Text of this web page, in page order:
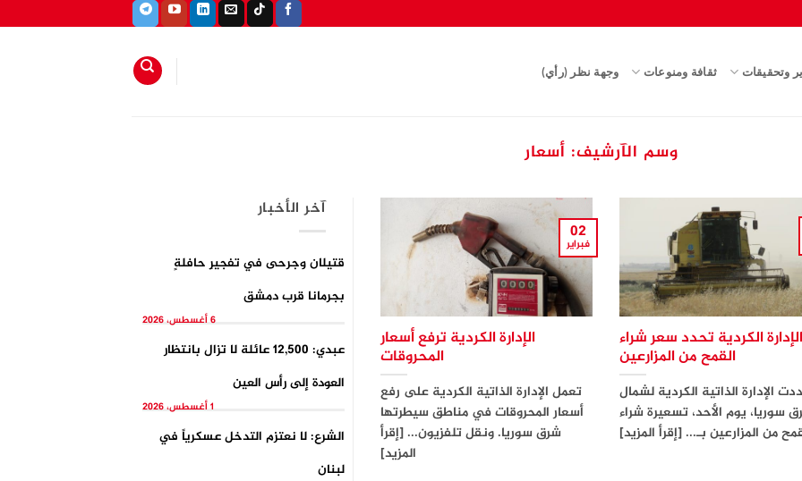
وتحقيقات ثقافة ومنوعات وجهة نظر (رأي)
وسم الآرشيف: أسعار
الإدارة الكردية تحدد سعر شراء
القمح من المزارعين
الإدارة الذاتية الكردية لشمال
سوريا، يوم الأحد، تسعيرة شراء
من المزارعين بـ... [إقرأ المزيد]
الإدارة الكردية ترفع أسعار
المحروقات
تعمل الإدارة الذاتية الكردية على رفع
أسعار المحروقات في مناطق سيطرتها
شرق سوريا. ونقل تلفزيون... [إقرأ
المزيد]
02
فبراير
آخر الأخبار
قتيلان وجرحى في تفجيرِ حافلةٍ
بجرمانا قرب دمشق
6 أغسطس، 2026
عبدي: 12,500 عائلة لا تزال بانتظار
العودة إلى رأس العين
1 أغسطس، 2026
الشرع: لا نعتزم التدخل عسكرياً في
لبنان